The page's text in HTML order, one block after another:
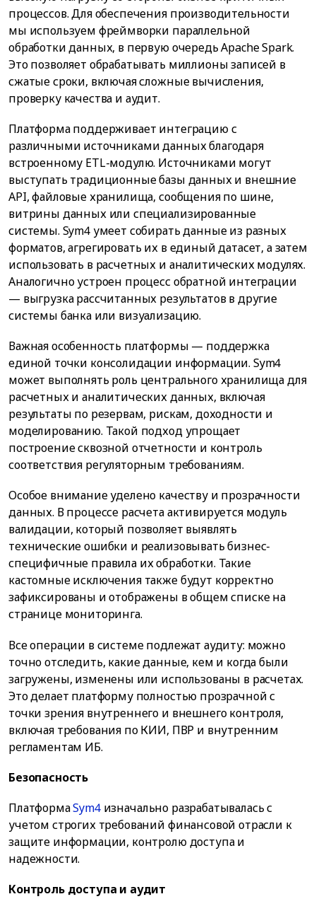
процессов. Для обеспечения производительности
мы используем фреймворки параллельной
обработки данных, в первую очередь Apache Spark.
Это позволяет обрабатывать миллионы записей в
сжатые сроки, включая сложные вычисления,
проверку качества и аудит.
Платформа поддерживает интеграцию с
различными источниками данных благодаря
встроенному ETL-модулю. Источниками могут
выступать традиционные базы данных и внешние
API, файловые хранилища, сообщения по шине,
витрины данных или специализированные
системы. Sym4 умеет собирать данные из разных
форматов, агрегировать их в единый датасет, а затем
использовать в расчетных и аналитических модулях.
Аналогично устроен процесс обратной интеграции
— выгрузка рассчитанных результатов в другие
системы банка или визуализацию.
Важная особенность платформы — поддержка
единой точки консолидации информации. Sym4
может выполнять роль центрального хранилища для
расчетных и аналитических данных, включая
результаты по резервам, рискам, доходности и
моделированию. Такой подход упрощает
построение сквозной отчетности и контроль
соответствия регуляторным требованиям.
Особое внимание уделено качеству и прозрачности
данных. В процессе расчета активируется модуль
валидации, который позволяет выявлять
технические ошибки и реализовывать бизнес-
специфичные правила их обработки. Такие
кастомные исключения также будут корректно
зафиксированы и отображены в общем списке на
странице мониторинга.
Все операции в системе подлежат аудиту: можно
точно отследить, какие данные, кем и когда были
загружены, изменены или использованы в расчетах.
Это делает платформу полностью прозрачной с
точки зрения внутреннего и внешнего контроля,
включая требования по КИИ, ПВР и внутренним
регламентам ИБ.
Безопасность
ПлатформаSym4изначально разрабатывалась с
учетом строгих требований финансовой отрасли к
защите информации, контролю доступа и
надежности.
Контроль доступа и аудит